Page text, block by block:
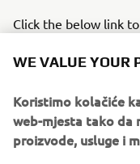
Click the below link
Preuzimanja
Management
WE VALUE YOUR
Koristimo kolačiće
web-mjesta tako da
proizvode, usluge i